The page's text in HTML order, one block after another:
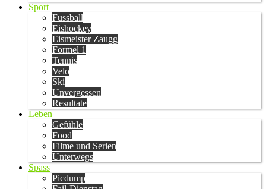
Sport
Fussball
Eishockey
Eismeister Zaugg
Formel 1
Tennis
Velo
Ski
Unvergessen
Resultate
Leben
Gefühle
Food
Filme und Serien
Unterwegs
Spass
Picdump